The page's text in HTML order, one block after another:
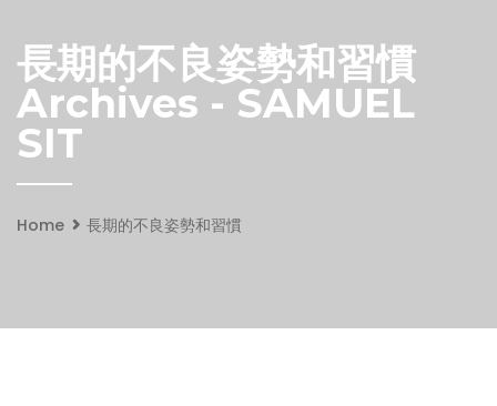
長期的不良姿勢和習慣
Archives - SAMUEL
SIT
Home 長期的不良姿勢和習慣